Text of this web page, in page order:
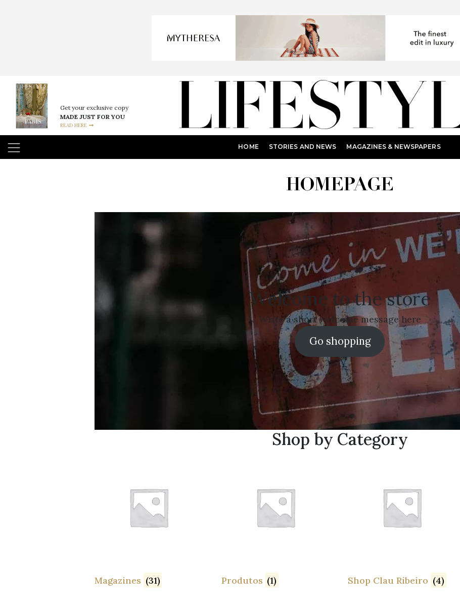
Get your exclusive copy
MADE JUST FOR YOU
READ HERE
HOME STORIES AND NEWS MAGAZINES & NEWSPAPERS
HOMEPAGE
Welcome to the store
Write a short welcome message here
Go shopping
Shop by Category
Magazines (31) Produtos (1) Shop Clau Ribeiro (4)